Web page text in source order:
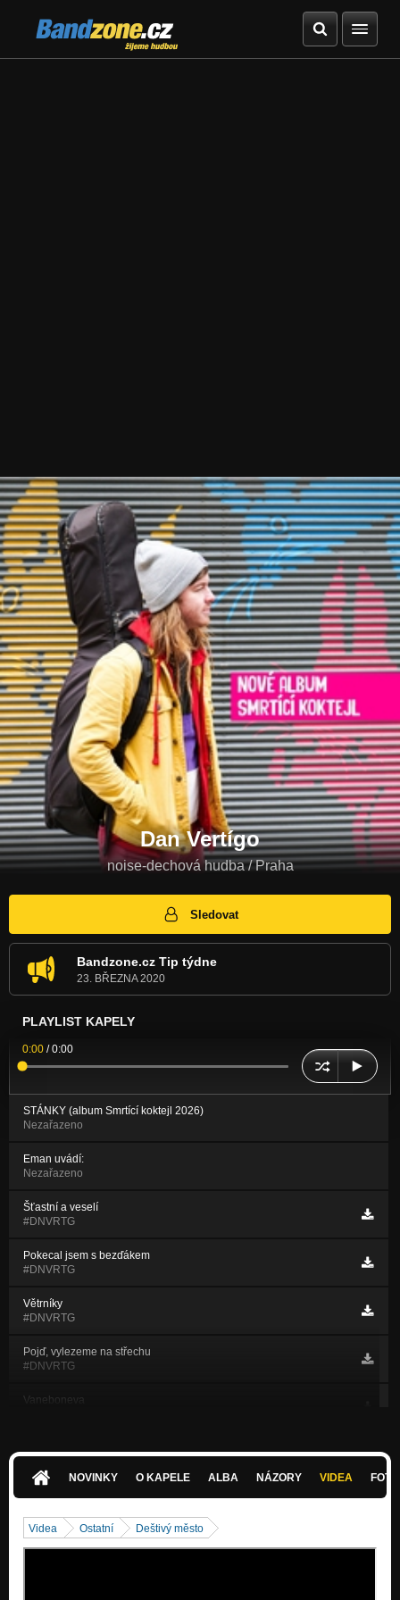
Bandzone.cz
žijeme hudbou
Dan Vertígo
noise-dechová hudba / Praha
Sledovat
Bandzone.cz Tip týdne
23. BŘEZNA 2020
PLAYLIST KAPELY
0:00 /0:00
STÁNKY (album Smrtící koktejl 2026)
Nezařazeno
Eman uvádí:
Nezařazeno
Šťastní a veselí
#DNVRTG
Pokecal jsem s bezďákem
#DNVRTG
Větrníky
#DNVRTG
Pojď, vylezeme na střechu
#DNVRTG
Vaneboneva
Nad Letnou
Underground
NOVINKY O KAPELE ALBA NÁZORY VIDEA
Videa Ostatní Deštivý město